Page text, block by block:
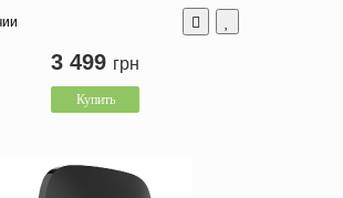
3 499 грн
Купить